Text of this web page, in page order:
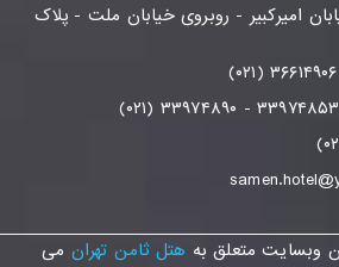
امیرکبیر - روبروی خیابان ملت - پلاک
(۰۲۱) ۳۶۶۱۴۹۰۶
(۰۲۱) ۳۳۹۷۴۸۹۰ - ۳۳۹۷۴۸۵۳
وبسایت متعلق به هتل ثامن تهران می